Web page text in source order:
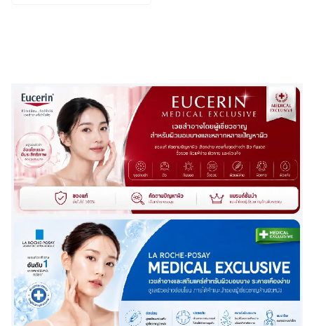
The
options
may
be
chosen
on
the
page
The
options
may
be
chosen
on
the
product
page